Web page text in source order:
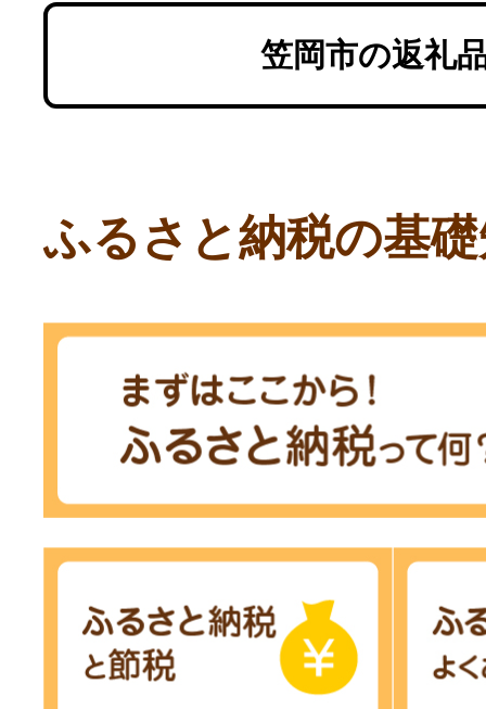
笠岡市の返礼
ふるさと納税の基